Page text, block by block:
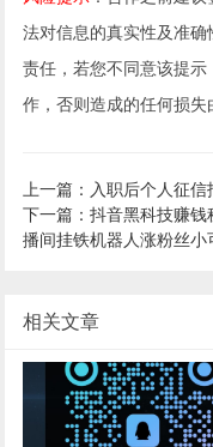
法对信息的真实性及准
责任，若您不同意该提
作，否则造成的任何损失
上一篇：入职后个人征
下一篇：抖音黑科技赚
播间挂铁机器人涨粉丝小
相关文章